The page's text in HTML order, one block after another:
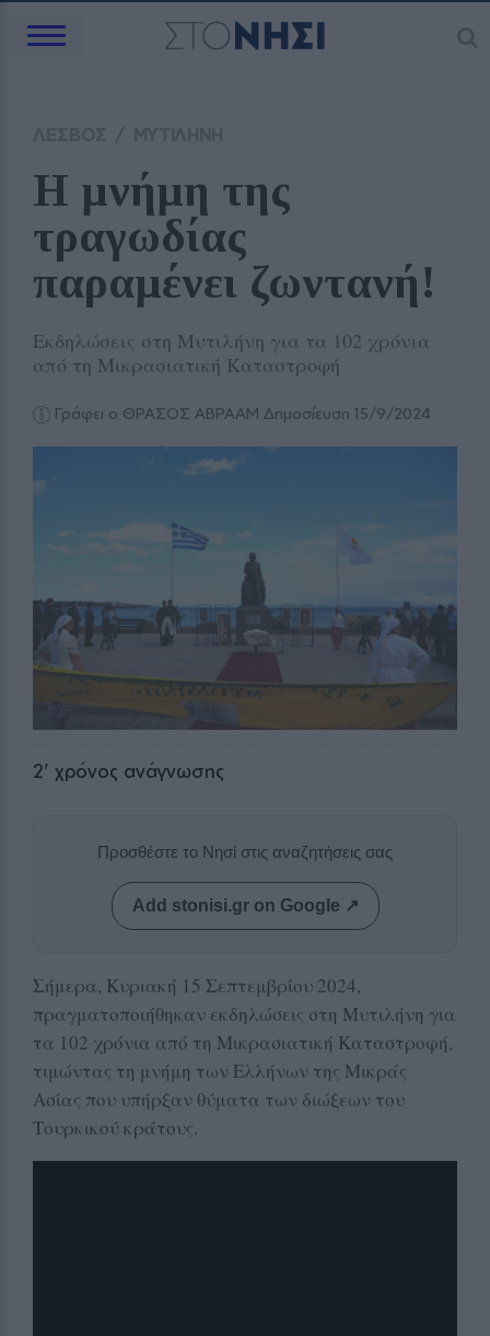
Η μνήμη της
τραγωδίας
παραμένει ζωντανή!
Εκδηλώσεις στη Μυτιλήνη για τα 102 χρόνια
από τη Μικρασιατική Καταστροφή
Γράφει ο ΘΡΑΣΟΣ ΑΒΡΑΑΜ Δημοσίευση 15/9/2024
2' χρόνος ανάγνωσης
Προσθέστε το Νησί στις αναζητήσεις σας
Add stonisi.gr on Google ↗
Σήμερα, Κυριακή 15 Σεπτεμβρίου 2024,
πραγματοποιήθηκαν εκδηλώσεις στη Μυτιλήνη για
τα 102 χρόνια από τη Μικρασιατική Καταστροφή,
τιμώντας τη μνήμη των Ελλήνων της Μικράς
Ασίας που υπήρξαν θύματα των διώξεων του
Τουρκικού κράτους.